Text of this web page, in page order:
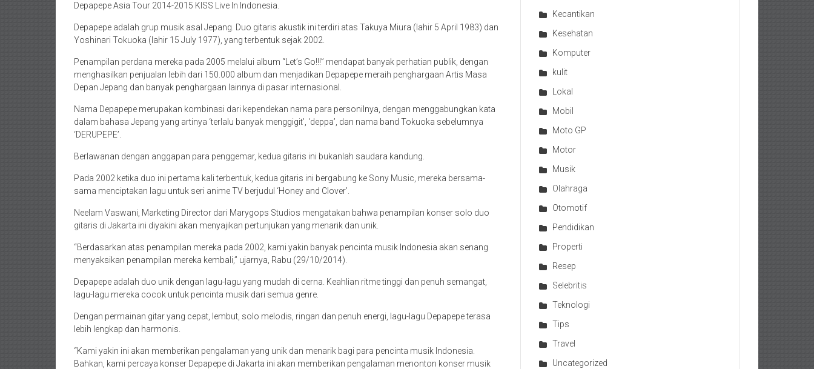
Depapepe Asia Tour 2014-2015 KISS Live In Indonesia.
Depapepe adalah grup musik asal Jepang. Duo gitaris akustik ini terdiri atas Takuya Miura (lahir 5 April 1983) dan
Yoshinari Tokuoka (lahir 15 July 1977), yang terbentuk sejak 2002.
Penampilan perdana mereka pada 2005 melalui album “Let’s Go!!!” mendapat banyak perhatian publik, dengan
menghasilkan penjualan lebih dari 150.000 album dan menjadikan Depapepe meraih penghargaan Artis Masa
Depan Jepang dan banyak penghargaan lainnya di pasar internasional.
Nama Depapepe merupakan kombinasi dari kependekan nama para personilnya, dengan menggabungkan kata
dalam bahasa Jepang yang artinya ‘terlalu banyak menggigit’, ‘deppa’, dan nama band Tokuoka sebelumnya
‘DERUPEPE’.
Berlawanan dengan anggapan para penggemar, kedua gitaris ini bukanlah saudara kandung.
Pada 2002 ketika duo ini pertama kali terbentuk, kedua gitaris ini bergabung ke Sony Music, mereka bersama-
sama menciptakan lagu untuk seri anime TV berjudul ‘Honey and Clover’.
Neelam Vaswani, Marketing Director dari Marygops Studios mengatakan bahwa penampilan konser solo duo
gitaris di Jakarta ini diyakini akan menyajikan pertunjukan yang menarik dan unik.
“Berdasarkan atas penampilan mereka pada 2002, kami yakin banyak pencinta musik Indonesia akan senang
menyaksikan penampilan mereka kembali,” ujarnya, Rabu (29/10/2014).
Depapepe adalah duo unik dengan lagu-lagu yang mudah di cerna. Keahlian ritme tinggi dan penuh semangat,
lagu-lagu mereka cocok untuk pencinta musik dari semua genre.
Dengan permainan gitar yang cepat, lembut, solo melodis, ringan dan penuh energi, lagu-lagu Depapepe terasa
lebih lengkap dan harmonis.
“Kami yakin ini akan memberikan pengalaman yang unik dan menarik bagi para pencinta musik Indonesia.
Bahkan, kami percaya konser Depapepe di Jakarta ini akan memberikan pengalaman menonton konser musik
Kecantikan
Kesehatan
Komputer
kulit
Lokal
Mobil
Moto GP
Motor
Musik
Olahraga
Otomotif
Pendidikan
Properti
Resep
Selebritis
Teknologi
Tips
Travel
Uncategorized